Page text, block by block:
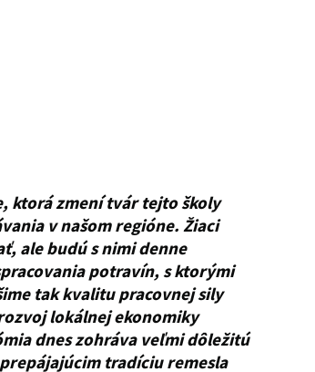
ktorá zmení tvár tejto školy
v našom regióne. Žiaci
ale budú s nimi denne
potravín, s ktorými
tak kvalitu pracovnej sily
lokálnej ekonomiky
dnes zohráva veľmi dôležitú
tradíciu remesla